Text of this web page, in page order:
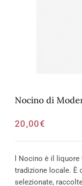
Nocino di
20,00€
l Nocino è il
tradizione locale. È
selezionate,